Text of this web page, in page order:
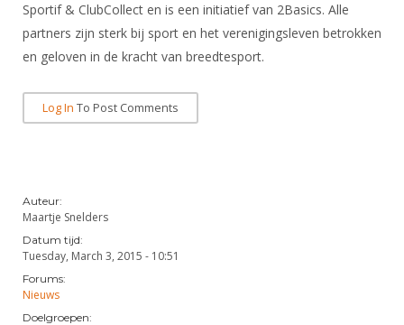
Overschrijven leden
Verwerk wedstrijduitslagen
Promotie en logo
Bibliotheek
ALV
Sportif & ClubCollect en is een initiatief van 2Basics. Alle
partners zijn sterk bij sport en het verenigingsleven betrokken
en geloven in de kracht van breedtesport.
Log In To Post Comments
Auteur:
Maartje Snelders
Datum tijd:
Tuesday, March 3, 2015 - 10:51
Forums:
Nieuws
Doelgroepen: